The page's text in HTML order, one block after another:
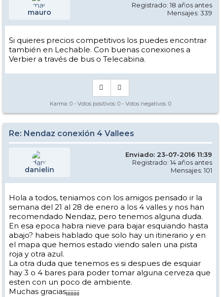
mauro
Registrado: 18 años antes
Mensajes: 339
Si quieres precios competitivos los puedes encontrar
también en Lechable. Con buenas conexiones a
Verbier a través de bus o Telecabina.
Karma: 0 - Votos positivos: 0 - Votos negativos: 0
Re: Nendaz conexión 4 Vallees
danielin
Enviado: 23-07-2016 11:39
Registrado: 14 años antes
Mensajes: 101
Hola a todos, teniamos con los amigos pensado ir la
semana del 21 al 28 de enero a los 4 valles y nos han
recomendado Nendaz, pero tenemos alguna duda.
En esa epoca habra nieve para bajar esquiando hasta
abajo? habeis hablado que solo hay un itinerario y en
el mapa que hemos estado viendo salen una pista
roja y otra azul.
La otra duda que tenemos es si despues de esquiar
hay 3 o 4 bares para poder tomar alguna cerveza que
esten con un poco de ambiente.
Muchas gracias¡¡¡¡¡¡¡¡¡